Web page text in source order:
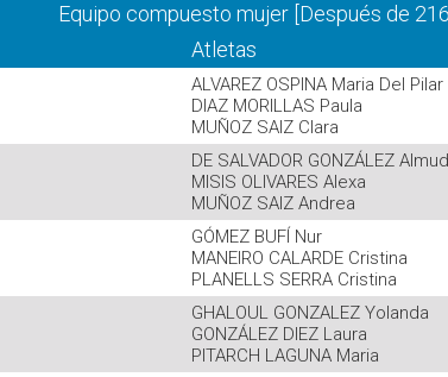
Equipo compuesto mujer [Después de
Atletas
ALVAREZ OSPINA Maria Del Pilar
DIAZ MORILLAS Paula
MUÑOZ SAIZ Clara
DE SALVADOR GONZÁLEZ
MISIS OLIVARES Alexa
MUÑOZ SAIZ Andrea
GÓMEZ BUFÍ Nur
MANEIRO CALARDE Cristina
PLANELLS SERRA Cristina
GHALOUL GONZALEZ Yolanda
GONZÁLEZ DIEZ Laura
PITARCH LAGUNA Maria